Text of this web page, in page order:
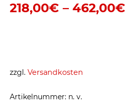
218,00€ –462,00€
zzgl.Versandkosten
Artikelnummer: n. v.